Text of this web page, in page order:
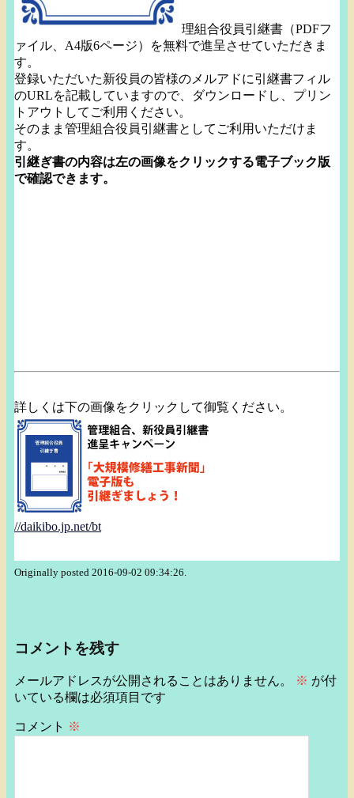
理組合役員引継書（PDFフ
ァイル、A4版6ページ）
を無料で進呈させていただきま
す。
登録いただいた新役員の皆様のメルアドに引継書フィル
のURLを記載していますので、ダウンロードし、 プリン
トアウトしてご利用ください。
そのまま管理組合役員引継書としてご利用いただけま
す。
引継ぎ書の内容は左の画像をクリックする電子ブック版
で確認でき ます。
詳しくは下の画像をクリックして御覧ください。
//daikibo.jp.net/bt
Originally posted 2016-09-02 09:34:26.
コメントを残す
メールアドレスが公開されることはありません。 ※ が付
いている欄は必須項目です
コメント ※